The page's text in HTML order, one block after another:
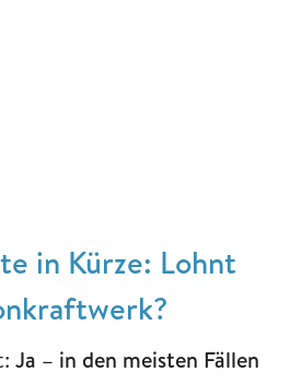
in Kürze: Lohnt
Ja – in den meisten Fällen